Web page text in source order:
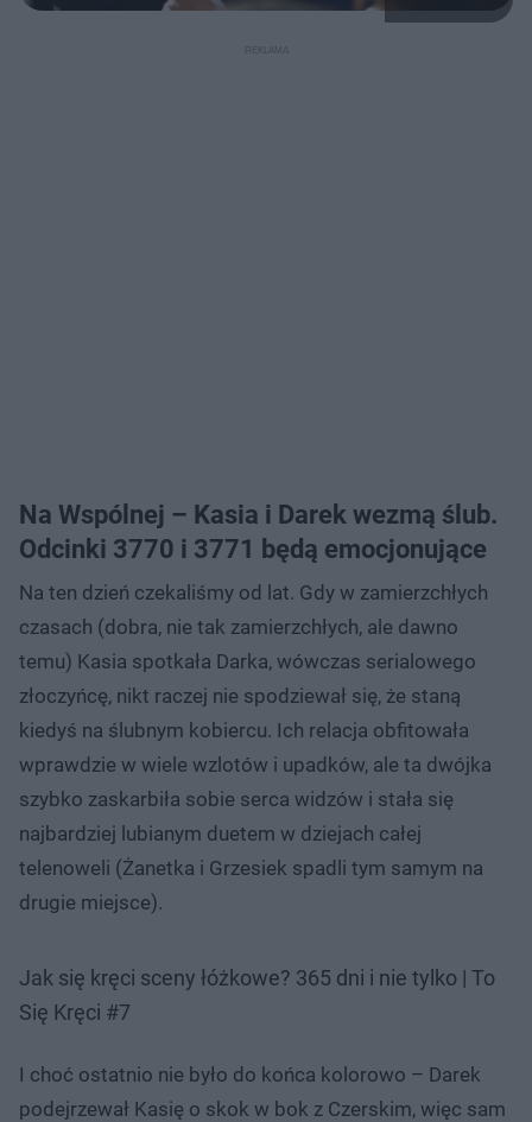
Na Wspólnej – Kasia i Darek wezmą ślub.
Odcinki 3770 i 3771 będą emocjonujące
Na ten dzień czekaliśmy od lat. Gdy w zamierzchłych
czasach (dobra, nie tak zamierzchłych, ale dawno
temu) Kasia spotkała Darka, wówczas serialowego
złoczyńcę, nikt raczej nie spodziewał się, że staną
kiedyś na ślubnym kobiercu. Ich relacja obfitowała
wprawdzie w wiele wzlotów i upadków, ale ta dwójka
szybko zaskarbiła sobie serca widzów i stała się
najbardziej lubianym duetem w dziejach całej
telenoweli (Żanetka i Grzesiek spadli tym samym na
drugie miejsce).
Jak się kręci sceny łóżkowe? 365 dni i nie tylko | To
Się Kręci #7
I choć ostatnio nie było do końca kolorowo – Darek
podejrzewał Kasię o skok w bok z Czerskim, więc sam